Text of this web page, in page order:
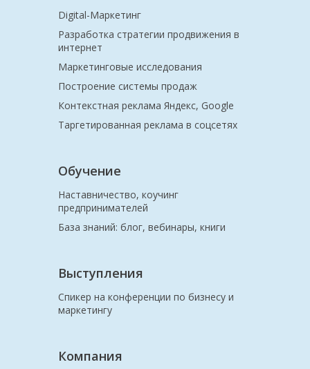
Digital-Маркетинг
Разработка стратегии продвижения в
интернет
Маркетинговые исследования
Построение системы продаж
Контекстная реклама Яндекс, Google
Таргетированная реклама в соцсетях
Обучение
Наставничество, коучинг
предпринимателей
База знаний: блог, вебинары, книги
Выступления
Спикер на конференции по бизнесу и
маркетингу
Компания